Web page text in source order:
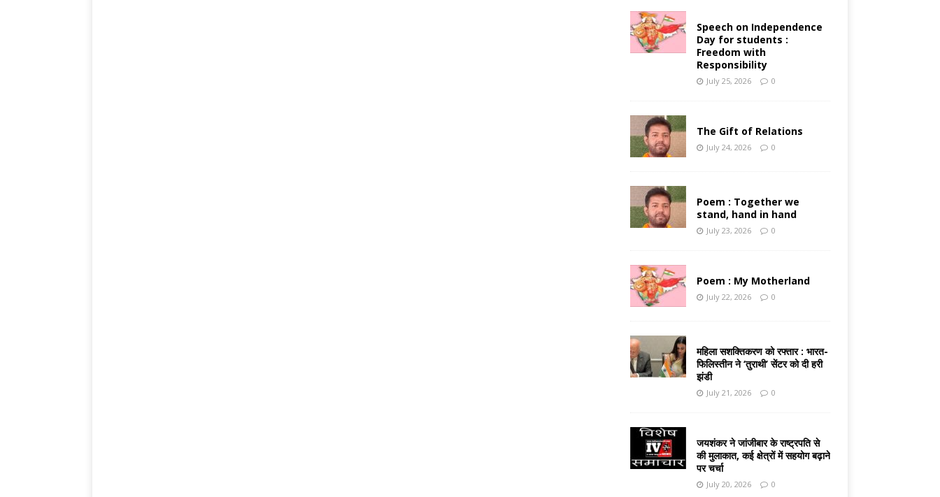
Speech on Independence
Day for students :
Freedom with
Responsibility
July 25, 2026 0
The Gift of Relations
July 24, 2026 0
Poem : Together we
stand, hand in hand
July 23, 2026 0
Poem : My Motherland
July 22, 2026 0
महिला सशक्तिकरण को रफ्तार : भारत-
फिलिस्तीन ने ‘तुराथी’ सेंटर को दी हरी
झंडी
July 21, 2026 0
जयशंकर ने जांजीबार के राष्ट्रपति से
की मुलाकात, कई क्षेत्रों में सहयोग बढ़ाने
पर चर्चा
July 20, 2026 0